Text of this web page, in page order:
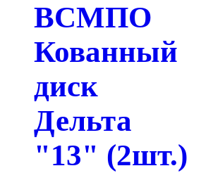
ВСМПО
Кованный
диск
Дельта
"13" (2шт.)